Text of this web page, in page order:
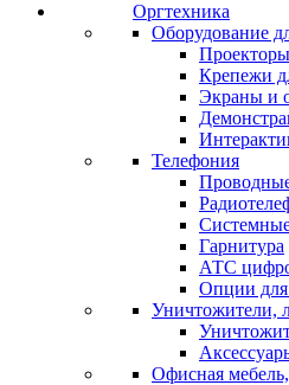
Оргтехника
Оборудование
Проекторы
Крепежи
Экраны и
Телефония
Гарнитура
АТС
Опции для
Уничтожители,
Офисная